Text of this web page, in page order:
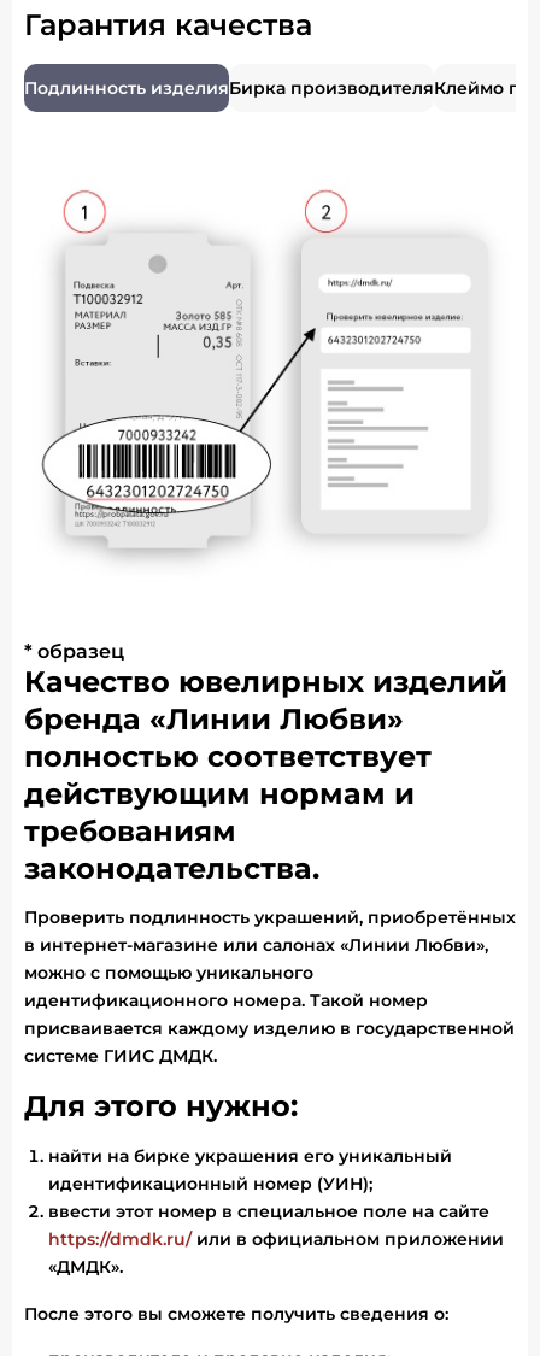
Гарантия качества
Подлинность изделияБирка производителяКлеймо
* образец
Качество ювелирных изделий
бренда «Линии Любви»
полностью соответствует
действующим нормам и
требованиям
законодательства.
Проверить подлинность украшений, приобретённых
в интернет-магазине или салонах «Линии Любви»,
можно с помощью уникального
идентификационного номера. Такой номер
присваивается каждому изделию в государственной
системе ГИИС ДМДК.
Для этого нужно:
найти на бирке украшения его уникальный
идентификационный номер (УИН);
ввести этот номер в специальное поле на сайте
https://dmdk.ru/или в официальном приложении
«ДМДК».
После этого вы сможете получить сведения о: